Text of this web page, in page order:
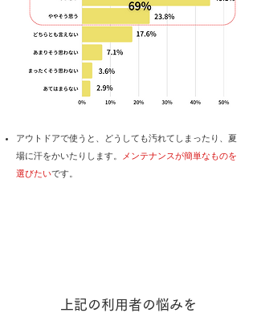
​アウトドアで使うと、どうしても汚れてしまったり、夏
場に汗をかいたりします。
メンテナンスが簡単なものを
選びたいです。
上記の利用者の悩みを